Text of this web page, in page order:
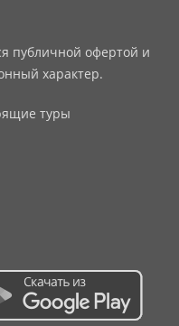
публичной офертой и
характер.
туры